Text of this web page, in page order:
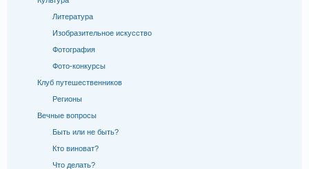
Литература
Изобразительное искусство
Фотография
Фото-конкурсы
Клуб путешественников
Регионы
Вечные вопросы
Быть или не быть?
Кто виноват?
Что делать?